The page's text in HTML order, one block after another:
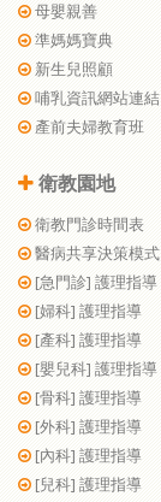
母嬰親善
準媽媽寶典
新生兒照顧
哺乳資訊網站連結
產前夫婦教育班
衛教園地
衛教門診時間表
醫病共享決策模式
[急門診] 護理指導
[婦科] 護理指導
[產科] 護理指導
[嬰兒科] 護理指導
[骨科] 護理指導
[外科] 護理指導
[內科] 護理指導
[兒科] 護理指導